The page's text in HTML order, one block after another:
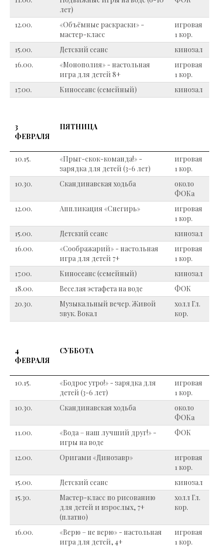
лет)
12.00.
«Объёмные раскраски» -
мастер-класс
игровая
1 кор.
15.00.
Детский сеанс
кинозал
16.00.
«Монополия» - настольная
игра для детей 8+
игровая
1 кор.
17.00.
Киносеанс (семейный) кинозал
3
ФЕВРАЛЯ
ПЯТНИЦА
10.15.
«Прыг-скок-команда!» -
зарядка для детей (3-6 лет)
игровая
1 кор.
10.30.
Скандинавская ходьба
около
ФОКа
12.00.
Аппликация «Снегирь»
игровая
1 кор.
15.00.
Детский сеанс
кинозал
16.00.
«Соображарий» - настольная
игра для детей 7+
игровая
1 кор.
17.00.
Киносеанс (семейный)
кинозал
18.00.
Веселая эстафета на воде
ФОК
20.30.
Музыкальный вечер. Живой
звук. Вокал
холл Гл.
кор.
4
ФЕВРАЛЯ
СУББОТА
10.15.
«Бодрое утро!» - зарядка для
детей (3-6 лет)
игровая
1 кор.
10.30.
Скандинавская ходьба
около
ФОКа
11.00.
«Вода – наш лучший друг!» -
игры на воде
ФОК
12.00. Оригами «Динозавр»
игровая
1 кор.
15.00.
Детский сеанс
кинозал
15.30.
Мастер-класс по рисованию
для детей и взрослых, 7+
(платно)
холл Гл.
кор.
16.00.
«Верю – не верю» - настольная
игра для детей, 4+
игровая
1 кор.